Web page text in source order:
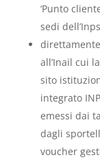
‘Punto
sedi
all’Inail cui
sito
integrato
emessi dai
dagli
voucher